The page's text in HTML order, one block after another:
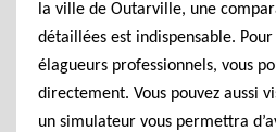
la ville de Outarville, une
détaillées est indispensable.
élagueurs professionnels, vous
directement. Vous pouvez aussi
un simulateur vous permettra